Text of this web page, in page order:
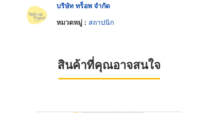
บริษัท ทร็อพ จำกัด
หมวดหมู่ : สถาปนิก
สินค้าที่คุณอาจสนใจ